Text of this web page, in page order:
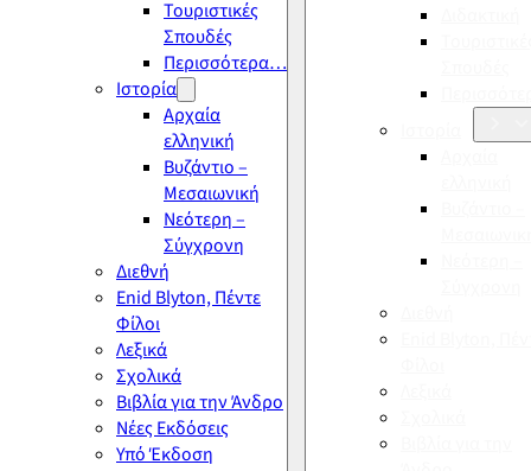
Τουριστικές
Σπουδές
Περισσότερα…
Ιστορία
Αρχαία
ελληνική
Βυζάντιο –
Μεσαιωνική
Νεότερη –
Σύγχρονη
Διεθνή
Enid Blyton, Πέντε
Φίλοι
Λεξικά
Σχολικά
Βιβλία για την Άνδρο
Νέες Εκδόσεις
Υπό Έκδοση